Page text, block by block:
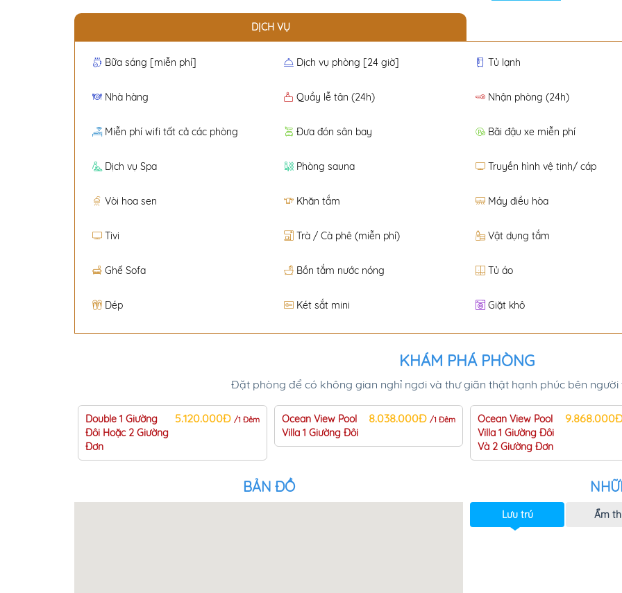
DỊCH VỤ
Bữa sáng [miễn phí] Dịch vụ phòng [24 giờ] Tủ lạnh
Nhà hàng Quầy lễ tân (24h) Nhận phòng (24h)
Miễn phí wifi tất cả các phòng Đưa đón sân bay Bãi đậu xe miễn phí
Dịch vụ Spa Phòng sauna Truyền hình vệ tinh/ cáp
Vòi hoa sen Khăn tắm Máy điều hòa
Tivi Trà / Cà phê (miễn phí) Vật dụng tắm
Ghế Sofa Bồn tắm nước nóng Tủ áo
Dép Két sắt mini Giặt khô
KHÁM PHÁ PHÒNG
Đặt phòng để có không gian nghỉ ngơi và thư giãn thật hạnh phúc bên người
5.120.000Đ /1 Đêm
Double 1 Giường
Đôi Hoặc 2 Giường
Đơn
8.038.000Đ /1 Đêm
Ocean View Pool
Villa 1 Giường Đôi
Ocean View Pool
Villa 1 Giường Đôi
Và 2 Giường Đơn
BẢN ĐỒ
Lưu trú Ẩm